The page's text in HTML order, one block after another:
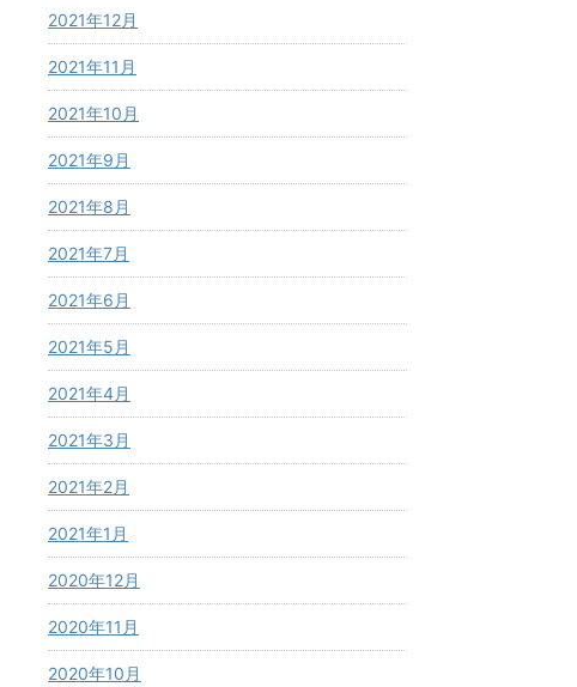
2021年12月
2021年11月
2021年10月
2021年9月
2021年8月
2021年7月
2021年6月
2021年5月
2021年4月
2021年3月
2021年2月
2021年1月
2020年12月
2020年11月
2020年10月